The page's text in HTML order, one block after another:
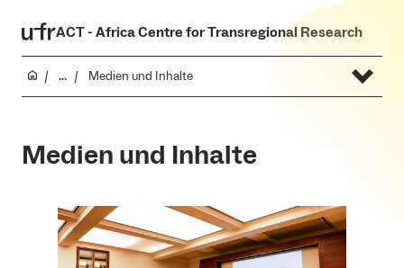
ACT - Africa Centre for Transregional Research
... Medien und Inhalte
Medien und Inhalte